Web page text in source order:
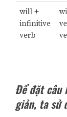
will +
infinitive
verb
Để đặt câu
giản, ta sử